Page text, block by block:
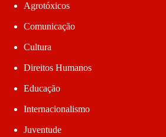
Agrotóxicos
Comunicação
Cultura
Direitos Humanos
Educação
Internacionalismo
Juventude